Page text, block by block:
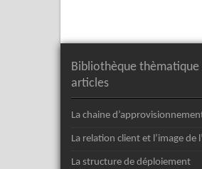
Bibliothèque thèmatique
articles
La chaine
La relation client et l’image de
La structure de déploiement